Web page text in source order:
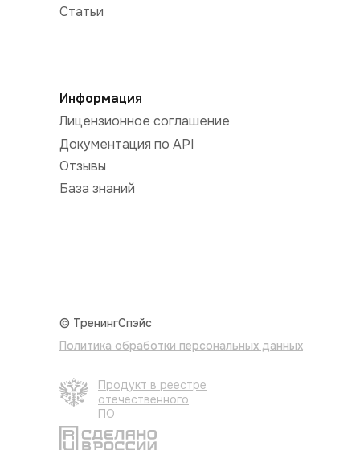
© ТренингСпэйс
Политика обработки персональных данных
Продукт в реестре
отечественного
ПО
Статьи
Информация
Лицензионное соглашение
Документация по API
Отзывы
База знаний